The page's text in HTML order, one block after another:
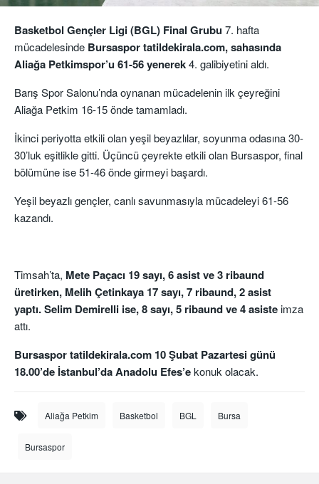
Basketbol Gençler Ligi (BGL) Final Grubu7. hafta
mücadelesinde Bursasportatildekirala.com, sahasında
Aliağa Petkimspor’u61-56 yenerek4. galibiyetini aldı.
Barış Spor Salonu’nda oynanan mücadeleninilk çeyreğini
Aliağa Petkim 16-15 önde tamamladı.
İkinciperiyottaetkili olan yeşil beyazlılar, soyunma odasına 30-
30’luk eşitlikle gitti. Üçüncü çeyrekteetkiliolan Bursaspor, final
bölümüne ise 51-46 önde girmeyi başardı.
Yeşil beyazlı gençler, canlı savunmasıyla mücadeleyi 61-56
kazandı.
Timsah’ta, Mete Paçacı 19 sayı, 6 asist ve 3 ribaund
üretirken, Melih Çetinkaya 17 sayı, 7 ribaund, 2 asist
yaptı. Selim Demirelli ise, 8 sayı, 5 ribaund ve 4 asisteimza
attı.
Bursasportatildekirala.com 10 Şubat Pazartesi günü
18.00’de İstanbul’da Anadolu Efes’ekonuk olacak.
Aliağa Petkim Basketbol BGL Bursa
Bursaspor